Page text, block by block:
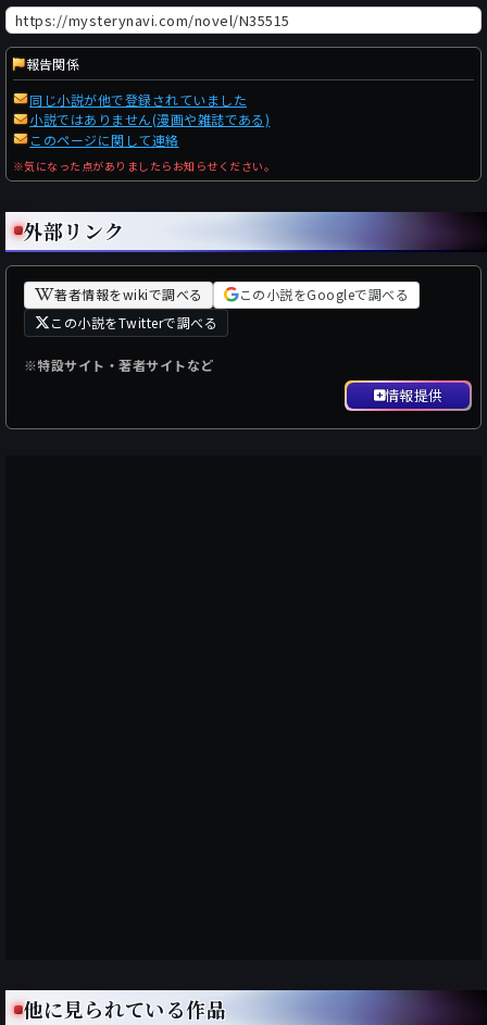
報告関係
同じ小説が他で登録されていました
小説ではありません(漫画や雑誌である)
このページに関して連絡
※気になった点がありましたらお知らせください。
外部リンク
著者情報をwikiで調べる
この小説をGoogleで調べる
この小説をTwitterで調べる
※特設サイト・著者サイトなど
情報提供
他に見られている作品